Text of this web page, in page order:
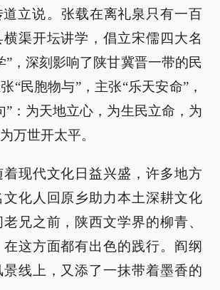
立说‌。张载在离礼泉只有一百
渠开坛讲学，倡立宋儒四大名
”，深刻影响了陕甘冀晋一带的民
“民胞物与”，‌主张“乐天安命”，
”：为天地立心，为生民立命，为
万世开太平‌‌。
现代文化日益兴盛，许多地方
化人回原乡助力本土深耕文化
兄之前，陕西文学界的柳青、
这方面都有出色的践行。阎纲
线上，又添了一抹带着墨香的